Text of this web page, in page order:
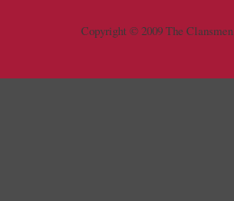
Copyright © 2009 The Clansmen